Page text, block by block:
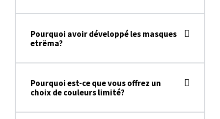
Pourquoi avoir développé les masques
etrëma?
Pourquoi est-ce que vous offrez un
choix de couleurs limité?